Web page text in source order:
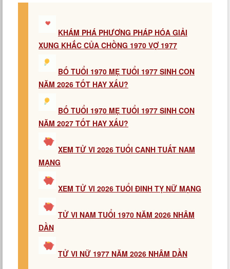
KHÁM PHÁ PHƯƠNG PHÁP HÓA GIẢI
XUNG KHẮC CỦA CHỒNG 1970 VỢ 1977
BỐ TUỔI 1970 MẸ TUỔI 1977 SINH CON
NĂM 2026 TỐT HAY XẤU?
BỐ TUỔI 1970 MẸ TUỔI 1977 SINH CON
NĂM 2027 TỐT HAY XẤU?
XEM TỬ VI 2026 TUỔI CANH TUẤT NAM
MẠNG
XEM TỬ VI 2026 TUỔI ĐINH TỴ NỮ MẠNG
TỬ VI NAM TUỔI 1970 NĂM 2026 NHÂM
DẦN
TỬ VI NỮ 1977 NĂM 2026 NHÂM DẦN